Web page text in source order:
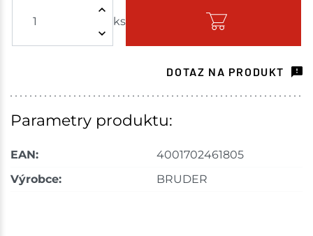
ks
Skladem - ihned k odeslání
Havlíčkův Brod 2 ks
Skuteč
DOTAZ NA PRODUKT
Parametry produktu:
EAN:
4001702461805
Výrobce:
BRUDER